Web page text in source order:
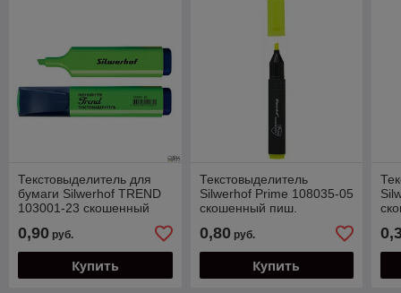
Текстовыделитель для
бумаги Silwerhof TREND
103001-23 скошенный
(толщина линии 1.5мм),
зеленый
0,90 руб.
Купить
Текстовыделитель
Silwerhof Prime 108035-05
скошенный пиш.
желтый коробка
0,80руб.
Купить